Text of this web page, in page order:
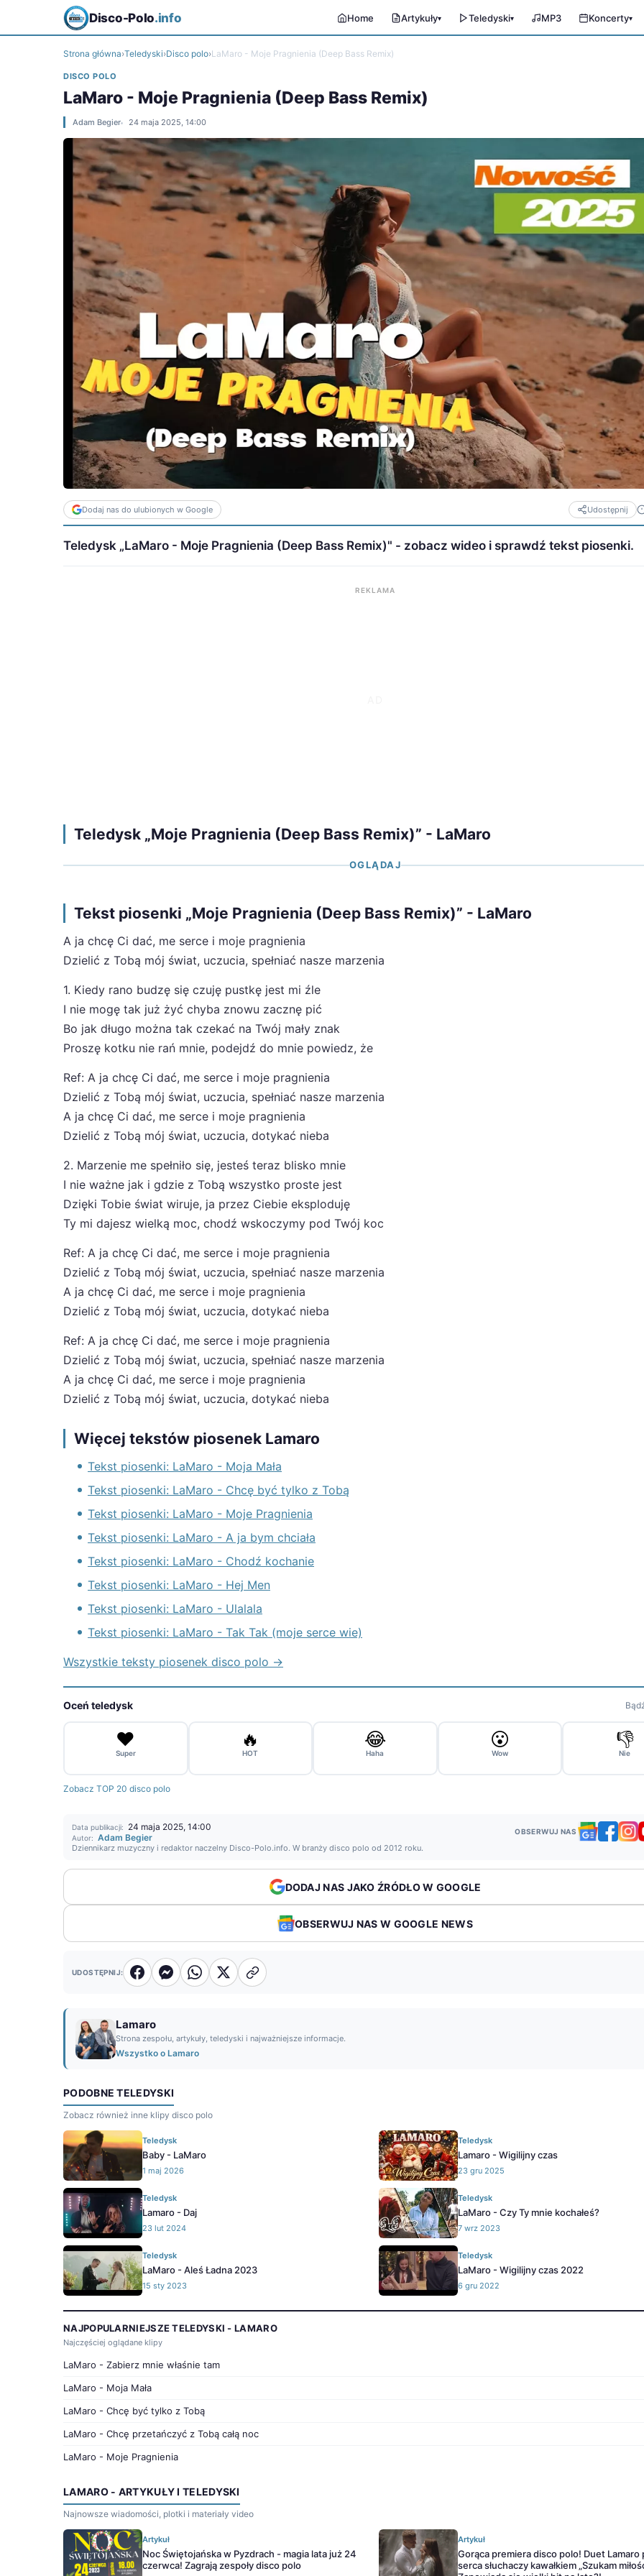
Disco-Polo.info Home Artykuły▾ Teledyski▾ MP3 Koncerty▾
Strona główna›Teledyski›Disco polo›LaMaro - Moje Pragnienia (Deep Bass Remix)
DISCO POLO
LaMaro - Moje Pragnienia (Deep Bass Remix)
Adam Begier 24 maja 2025, 14:00
Dodaj nas do ulubionych w Google Udostępnij
Teledysk „LaMaro - Moje Pragnienia (Deep Bass Remix)" - zobacz wideo i sprawdź tekst piosenki.
REKLAMA
Teledysk „Moje Pragnienia (Deep Bass Remix)” - LaMaro
OGLĄDAJ
Tekst piosenki „Moje Pragnienia (Deep Bass Remix)” - LaMaro
A ja chcę Ci dać, me serce i moje pragnienia
Dzielić z Tobą mój świat, uczucia, spełniać nasze marzenia
1. Kiedy rano budzę się czuję pustkę jest mi źle
I nie mogę tak już żyć chyba znowu zacznę pić
Bo jak długo można tak czekać na Twój mały znak
Proszę kotku nie rań mnie, podejdź do mnie powiedz, że
Ref: A ja chcę Ci dać, me serce i moje pragnienia
Dzielić z Tobą mój świat, uczucia, spełniać nasze marzenia
A ja chcę Ci dać, me serce i moje pragnienia
Dzielić z Tobą mój świat, uczucia, dotykać nieba
2. Marzenie me spełniło się, jesteś teraz blisko mnie
I nie ważne jak i gdzie z Tobą wszystko proste jest
Dzięki Tobie świat wiruje, ja przez Ciebie eksploduję
Ty mi dajesz wielką moc, chodź wskoczymy pod Twój koc
Ref: A ja chcę Ci dać, me serce i moje pragnienia
Dzielić z Tobą mój świat, uczucia, spełniać nasze marzenia
A ja chcę Ci dać, me serce i moje pragnienia
Dzielić z Tobą mój świat, uczucia, dotykać nieba
Ref: A ja chcę Ci dać, me serce i moje pragnienia
Dzielić z Tobą mój świat, uczucia, spełniać nasze marzenia
A ja chcę Ci dać, me serce i moje pragnienia
Dzielić z Tobą mój świat, uczucia, dotykać nieba
Więcej tekstów piosenek Lamaro
Tekst piosenki: LaMaro - Moja Mała
Tekst piosenki: LaMaro - Chcę być tylko z Tobą
Tekst piosenki: LaMaro - Moje Pragnienia
Tekst piosenki: LaMaro - A ja bym chciała
Tekst piosenki: LaMaro - Chodź kochanie
Tekst piosenki: LaMaro - Hej Men
Tekst piosenki: LaMaro - Ulalala
Tekst piosenki: LaMaro - Tak Tak (moje serce wie)
Wszystkie teksty piosenek disco polo →
Oceń teledysk
❤️
Super
🔥
HOT
😂
Haha
😮
Wow
👎
Nie
Zobacz TOP 20 disco polo
Data publikacji: 24 maja 2025, 14:00
Autor: Adam Begier
Dziennikarz muzyczny i redaktor naczelny Disco-Polo.info. W branży disco polo od 2012 roku.
OBSERWUJ NAS
DODAJ NAS JAKO ŹRÓDŁO W GOOGLE
OBSERWUJ NAS W GOOGLE NEWS
UDOSTĘPNIJ:
Lamaro
Strona zespołu, artykuły, teledyski i najważniejsze informacje.
Wszystko o Lamaro
PODOBNE TELEDYSKI
Zobacz również inne klipy disco polo
Teledysk
Baby - LaMaro
1 maj 2026
Teledysk
Lamaro - Wigilijny czas
23 gru 2025
Teledysk
Lamaro - Daj
23 lut 2024
Teledysk
LaMaro - Czy Ty mnie kochałeś?
7 wrz 2023
Teledysk
LaMaro - Aleś Ładna 2023
15 sty 2023
Teledysk
LaMaro - Wigilijny czas 2022
6 gru 2022
NAJPOPULARNIEJSZE TELEDYSKI - LAMARO
Najczęściej oglądane klipy
LaMaro - Zabierz mnie właśnie tam
LaMaro - Moja Mała
LaMaro - Chcę być tylko z Tobą
LaMaro - Chcę przetańczyć z Tobą całą noc
LaMaro - Moje Pragnienia
LAMARO - ARTYKUŁY I TELEDYSKI
Najnowsze wiadomości, plotki i materiały video
Artykuł
Noc Świętojańska w Pyzdrach - magia lata już 24
czerwca! Zagrają zespoły disco polo
Artykuł
Gorąca premiera disco polo! Duet Lamaro
serca słuchaczy kawałkiem „Szukam